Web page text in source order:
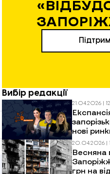
Вибір редакції
21.04.2026 |
нові
20.04.2026 |
Весняна
грн на